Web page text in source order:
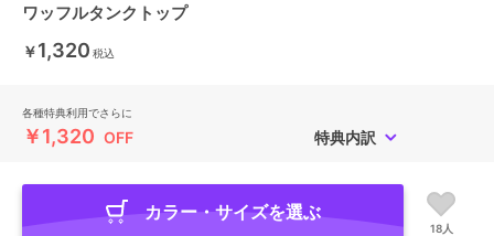
ワッフルタンクトップ
￥1,320 税込
各種特典利用でさらに
￥1,320 OFF 特典内訳
カラー・サイズを選ぶ
18人